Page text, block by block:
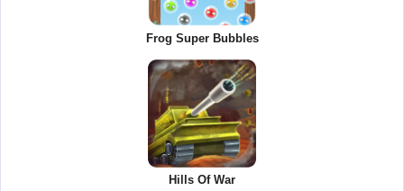
Frog Super Bubbles
Hills Of War